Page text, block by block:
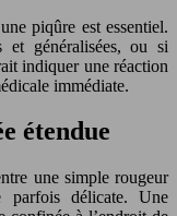
piqûre est essentiel.
et généralisées, ou si
indiquer une réaction
immédiate.
étendue
une simple rougeur
parfois délicate. Une